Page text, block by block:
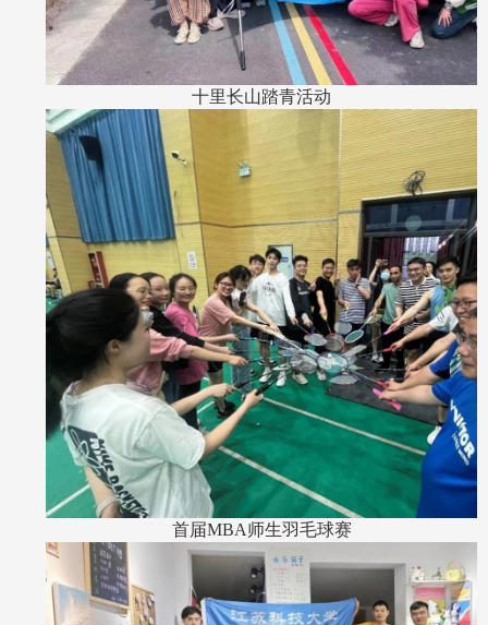
十里长山踏青活动
首届MBA师生羽毛球赛